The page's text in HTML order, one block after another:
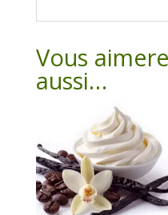
Vous
aussi…